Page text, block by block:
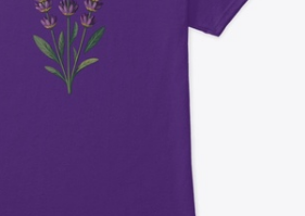
Vendez partout